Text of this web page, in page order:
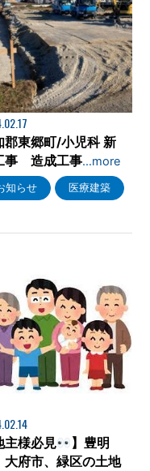
郡東郷町/小児科 新
事 造成工事…more
知らせ 医療建築
主様必見
】豊明
大府市、緑区の土地